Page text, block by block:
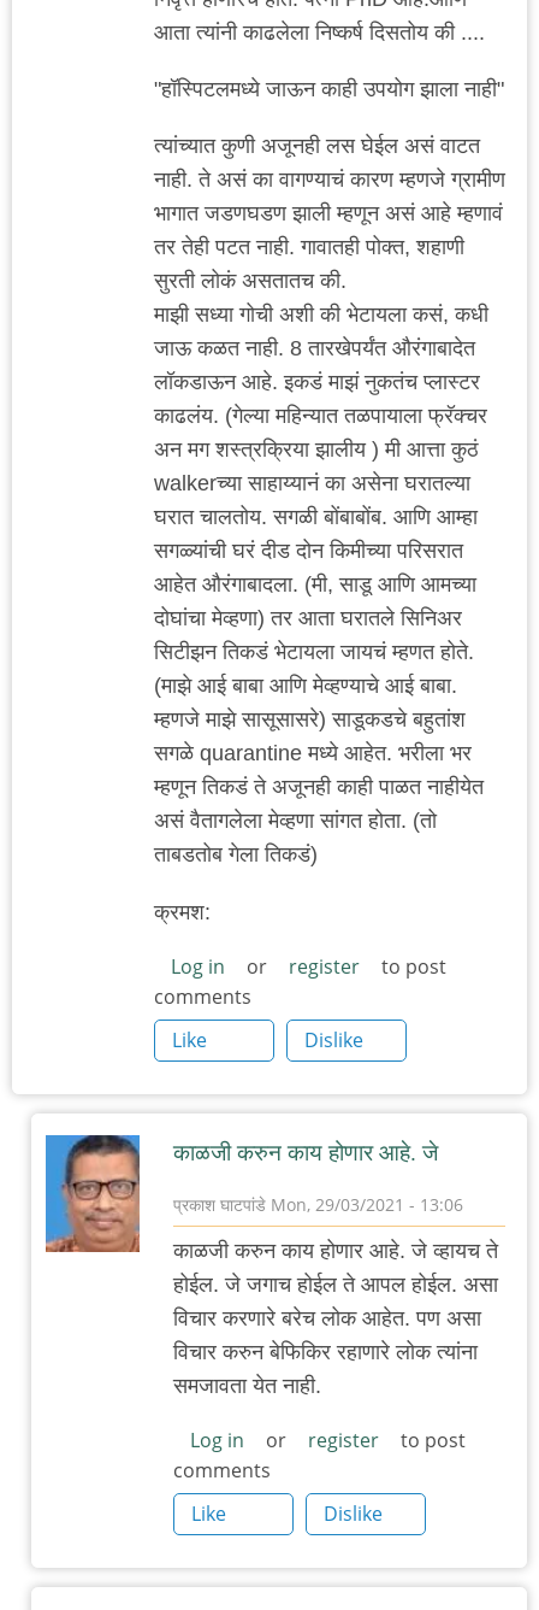
आता त्यांनी काढलेला निष्कर्ष दिसतोय की ....
"हॉस्पिटलमध्ये जाऊन काही उपयोग झाला नाही"
त्यांच्यात कुणी अजूनही लस घेईल असं वाटत
नाही. ते असं का वागण्याचं कारण म्हणजे ग्रामीण
भागात जडणघडण झाली म्हणून असं आहे म्हणावं
तर तेही पटत नाही. गावातही पोक्त, शहाणी
सुरती लोकं असतातच की.
माझी सध्या गोची अशी की भेटायला कसं, कधी
जाऊ कळत नाही. 8 तारखेपर्यंत औरंगाबादेत
लॉकडाऊन आहे. इकडं माझं नुकतंच प्लास्टर
काढलंय. (गेल्या महिन्यात तळपायाला फ्रॅक्चर
अन मग शस्त्रक्रिया झालीय ) मी आत्ता कुठं
walkerच्या साहाय्यानं का असेना घरातल्या
घरात चालतोय. सगळी बोंबाबोंब. आणि आम्हा
सगळ्यांची घरं दीड दोन किमीच्या परिसरात
आहेत औरंगाबादला. (मी, साडू आणि आमच्या
दोघांचा मेव्हणा) तर आता घरातले सिनिअर
सिटीझन तिकडं भेटायला जायचं म्हणत होते.
(माझे आई बाबा आणि मेव्हण्याचे आई बाबा.
म्हणजे माझे सासूसासरे) साडूकडचे बहुतांश
सगळे quarantine मध्ये आहेत. भरीला भर
म्हणून तिकडं ते अजूनही काही पाळत नाहीयेत
असं वैतागलेला मेव्हणा सांगत होता. (तो
ताबडतोब गेला तिकडं)
क्रमश:
Log in or register
to post
comments
Like
Dislike
काळजी करुन काय होणार आहे. जे
प्रकाश घाटपांडे Mon, 29/03/2021 - 13:06
In
reply
to
औरंगाबाद
आणि
मागचे
काही
दिवस
by
काळजी करुन काय होणार आहे. जे व्हायच ते
होईल. जे जगाच होईल ते आपल होईल. असा
विचार करणारे बरेच लोक आहेत. पण असा
विचार करुन बेफिकिर रहाणारे लोक त्यांना
समजावता येत नाही.
Log in or register
to post
comments
Like
Dislike